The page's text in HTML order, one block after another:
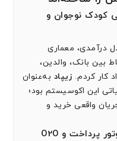
کودک نوجوان و
درآمدی، معماری
بین بانک، والدین،
کار کردم. زیپاد به‌عنوان
این اکوسیستم بود؛
واقعی خرید و